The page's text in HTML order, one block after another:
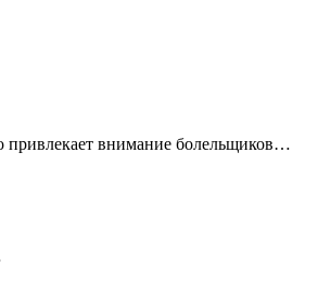
привлекает внимание болельщиков…